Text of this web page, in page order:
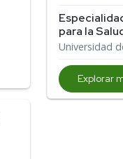
para la
Universidad
Explorar